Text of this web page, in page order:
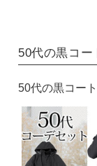
50代の黒コー
50代の黒コー